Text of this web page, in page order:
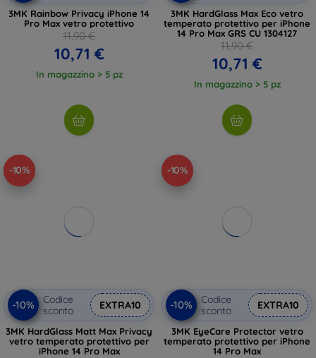
3MK Rainbow Privacy iPhone 14
Pro Max vetro protettivo
11,90 €
10,71 €
In magazzino > 5 pz
3MK HardGlass Max Eco vetro
temperato protettivo per iPhone
14 Pro Max GRS CU 1304127
11,90 €
10,71 €
In magazzino > 5 pz
-10%
-10%
Codice
sconto
EXTRA10
3MK HardGlass Matt Max Privacy
vetro temperato protettivo per
iPhone 14 Pro Max
-10%
-10%
Codice
sconto
EXTRA10
3MK EyeCare Protector vetro
temperato protettivo per iPhone
14 Pro Max